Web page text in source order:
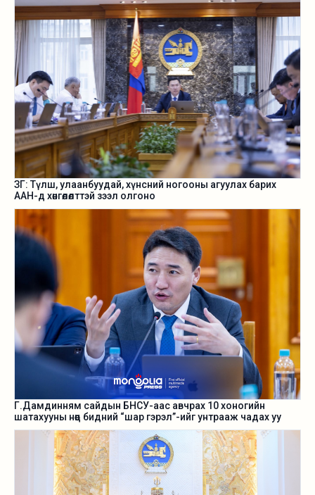
ЗГ: Түлш, улаанбуудай, хүнсний ногооны агуулах барих
ААН-д хөнгөлөлттэй зээл олгоно
Г.Дамдинням сайдын БНСУ-аас авчрах 10 хоногийн
шатахууны нөөц бидний “шар гэрэл”-ийг унтрааж чадах уу